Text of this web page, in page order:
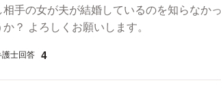
手の女が夫が結婚しているのを知らなか
？ よろしくお願いします。
護士回答 4